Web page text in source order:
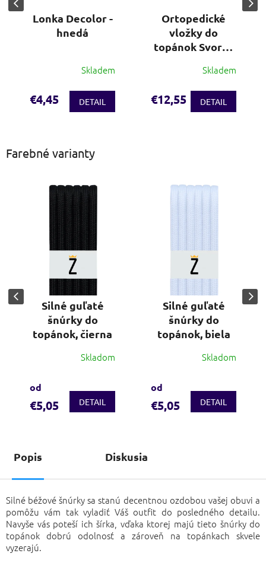
Lonka Decolor -
hnedá
Skladem
€4,45 DETAIL
Ortopedické
vložky do
topánok Svorto
Skladem
€12,55 DETAIL
Farebné varianty
Silné guľaté
šnúrky do
topánok, čierna
produktu
je
3,7
Skladom
od
€5,05 DETAIL
Silné guľaté
šnúrky do
topánok, biela
Skladom
od
€5,05 DETAIL
Popis Diskusia
Silné béžové šnúrky sa stanú decentnou ozdobou vašej obuvi a
pomôžu vám tak vyladiť Váš outfit do posledného detailu.
Navyše vás poteší ich šírka, vďaka ktorej majú tieto šnúrky do
topánok dobrú odolnosť a zároveň na topánkach skvele
vyzerajú.